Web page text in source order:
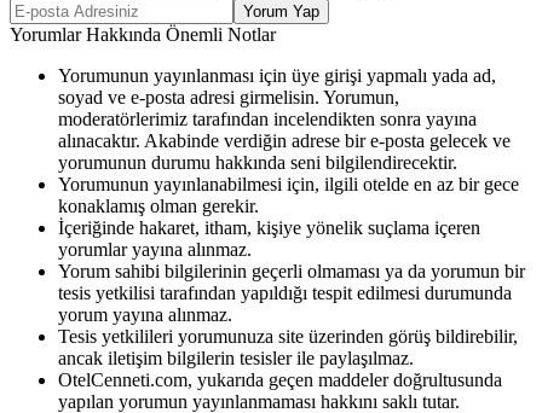
Yorum Yap
Yorumlar Hakkında Önemli Notlar
Yorumunun yayınlanması için üye girişi yapmalı yada ad,
soyad ve e-posta adresi girmelisin. Yorumun,
moderatörlerimiz tarafından incelendikten sonra yayına
alınacaktır. Akabinde verdiğin adrese bir e-posta gelecek ve
yorumunun durumu hakkında seni bilgilendirecektir.
Yorumunun yayınlanabilmesi için, ilgili otelde en az bir gece
konaklamış olman gerekir.
İçeriğinde hakaret, itham, kişiye yönelik suçlama içeren
yorumlar yayına alınmaz.
Yorum sahibi bilgilerinin geçerli olmaması ya da yorumun bir
tesis yetkilisi tarafından yapıldığı tespit edilmesi durumunda
yorum yayına alınmaz.
Tesis yetkilileri yorumunuza site üzerinden görüş bildirebilir,
ancak iletişim bilgilerin tesisler ile paylaşılmaz.
OtelCenneti.com, yukarıda geçen maddeler doğrultusunda
yapılan yorumun yayınlanmaması hakkını saklı tutar.